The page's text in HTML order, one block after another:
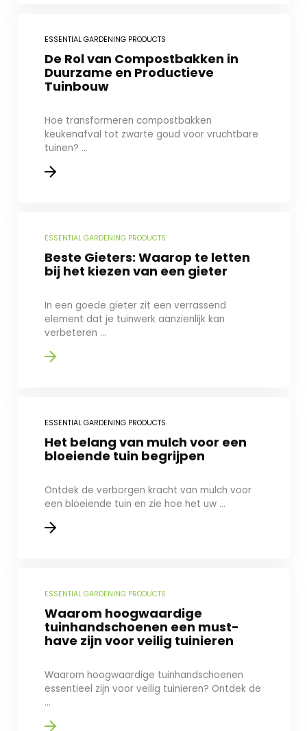
ESSENTIAL GARDENING PRODUCTS
De Rol van Compostbakken in
Duurzame en Productieve
Tuinbouw
Hoe transformeren compostbakken
keukenafval tot zwarte goud voor vruchtbare
tuinen? ...
ESSENTIAL GARDENING PRODUCTS
Beste Gieters: Waarop te letten
bij het kiezen van een gieter
In een goede gieter zit een verrassend
element dat je tuinwerk aanzienlijk kan
verbeteren ...
ESSENTIAL GARDENING PRODUCTS
Het belang van mulch voor een
bloeiende tuin begrijpen
Ontdek de verborgen kracht van mulch voor
een bloeiende tuin en zie hoe het uw ...
ESSENTIAL GARDENING PRODUCTS
Waarom hoogwaardige
tuinhandschoenen een must-
have zijn voor veilig tuinieren
Waarom hoogwaardige tuinhandschoenen
essentieel zijn voor veilig tuinieren? Ontdek de
...